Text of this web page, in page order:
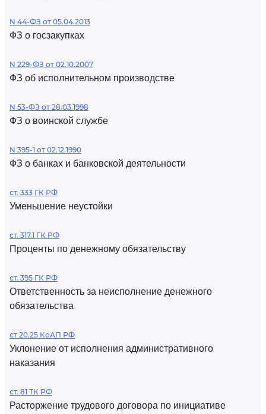
N 44-ФЗ от 05.04.2013
ФЗ о госзакупках
N 229-ФЗ от 02.10.2007
ФЗ об исполнительном производстве
N 53-ФЗ от 28.03.1998
ФЗ о воинской службе
N 395-1 от 02.12.1990
ФЗ о банках и банковской деятельности
ст. 333 ГК РФ
Уменьшение неустойки
ст. 317.1 ГК РФ
Проценты по денежному обязательству
ст. 395 ГК РФ
Ответственность за неисполнение денежного
обязательства
ст 20.25 КоАП РФ
Уклонение от исполнения административного
наказания
ст. 81 ТК РФ
Расторжение трудового договора по инициативе